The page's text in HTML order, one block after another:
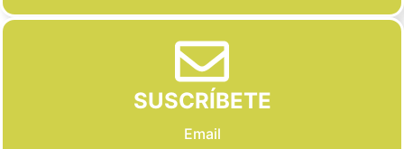
SUSCRÍBETE
Email